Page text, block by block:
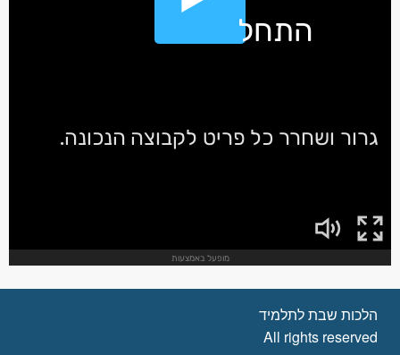
הלכות שבת לתלמיד
All rights reserved